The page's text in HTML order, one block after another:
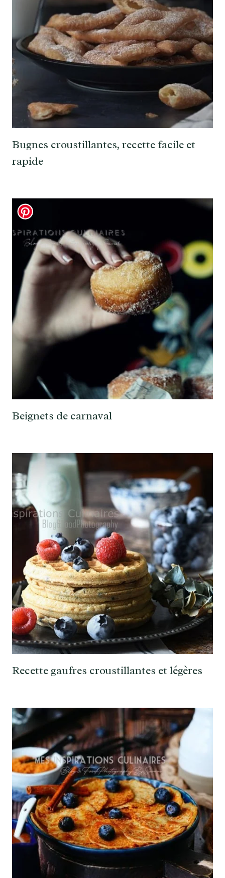
Bugnes croustillantes, recette facile et
rapide
Beignets de carnaval
Recette gaufres croustillantes et légères